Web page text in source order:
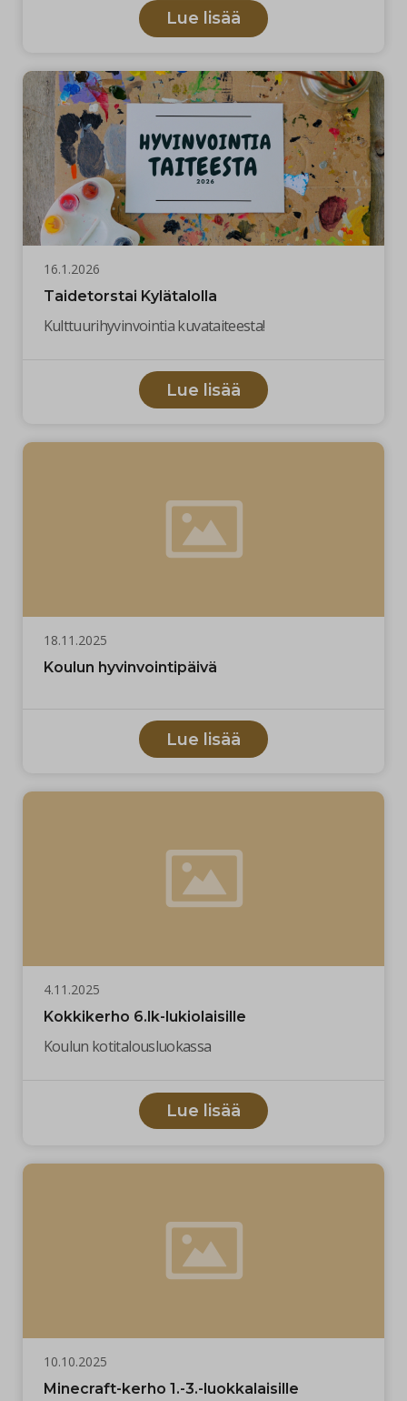
Lue lisää
16.1.2026
Taidetorstai Kylätalolla
Kulttuurihyvinvointia kuvataiteesta!
Lue lisää
18.11.2025
Koulun hyvinvointipäivä
Lue lisää
4.11.2025
Kokkikerho 6.lk-lukiolaisille
Koulun kotitalousluokassa
Lue lisää
10.10.2025
Minecraft-kerho 1.-3.-luokkalaisille